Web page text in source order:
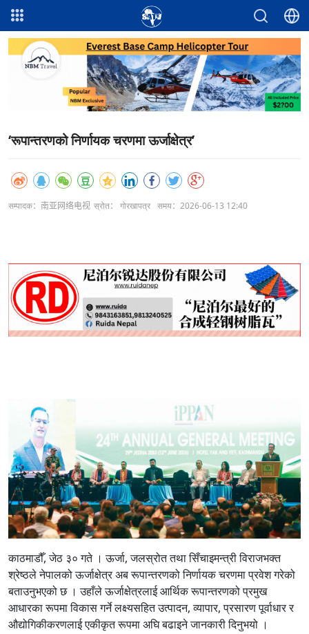
‘रूपान्तरणको निर्णायक चरणमा ऊर्जाक्षेत्र’
सम्पादक：南亚网络电视 स्रोत： गोरखापत्र समय：2026-06-13 12:40
काठमाडौँ, जेठ ३० गते । ऊर्जा, जलस्रोत तथा सिँचाइमन्त्री विराजभक्त
श्रेष्ठले नेपालको ऊर्जाक्षेत्र अब रूपान्तरणको निर्णायक चरणमा प्रवेश गरेको
बताउनुभएको छ । उहाँले ऊर्जाक्षेत्रलाई आर्थिक रूपान्तरणको प्रमुख
आधारका रूपमा विकास गर्ने लक्ष्यसहित उत्पादन, व्यापार, प्रसारण पूर्वाधार र
औद्योगिकीकरणलाई एकीकृत रूपमा अघि बढाइने जानकारी दिनुभयो ।